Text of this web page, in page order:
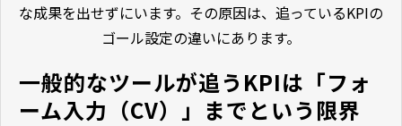
な成果を出せずにいます。その原因は、追っているKPIの
ゴール設定の違いにあります。
一般的なツールが追うKPIは「フォ
ーム入力（CV）」までという限界